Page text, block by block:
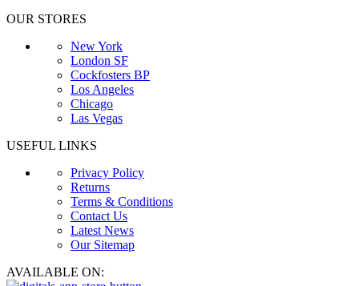
OUR STORES
New York
London SF
Cockfosters BP
Los Angeles
Chicago
Las Vegas
USEFUL LINKS
Privacy Policy
Returns
Terms & Conditions
Contact Us
Latest News
Our Sitemap
AVAILABLE ON: